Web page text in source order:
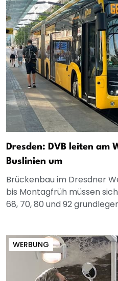
Dresden: DVB leiten am
Buslinien um
Brückenbau im Dresdner
bis Montagfrüh müssen
68, 70, 80 und 92
WERBUNG